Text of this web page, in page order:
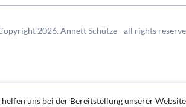
helfen uns bei der Bereitstellung unserer
2026. Annett Schütze - all rights